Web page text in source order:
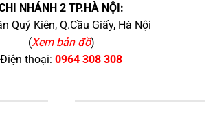
NHÁNH 2 TP.HÀ NỘI:
Quý Kiên, Q.Cầu Giấy, Hà Nội
(Xem bản đồ)
Điện thoại: 0964 308 308